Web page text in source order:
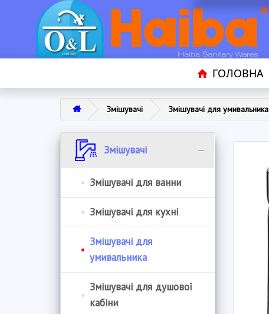
ГОЛОВНА
Змішувачі Змішувачі для умивальника
Змішувачі
Змішувачі для ванни
Змішувачі для кухні
Змішувачі для
умивальника
Змішувачі для душової
кабіни